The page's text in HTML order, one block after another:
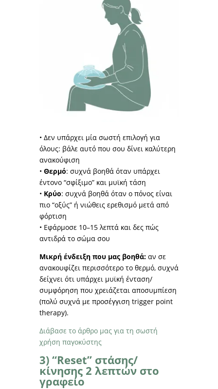
• Δεν υπάρχει μία σωστή επιλογή για
όλους: βάλε αυτό που σου δίνει καλύτερη
ανακούφιση
• Θερμό: συχνά βοηθά όταν υπάρχει
έντονο “σφίξιμο” και μυϊκή τάση
• Κρύο: συχνά βοηθά όταν ο πόνος είναι
πιο “οξύς” ή νιώθεις ερεθισμό μετά από
φόρτιση
• Εφάρμοσε 10–15 λεπτά και δες πώς
αντιδρά το σώμα σου
Μικρή ένδειξη που μας βοηθά:αν σε
ανακουφίζει περισσότερο το θερμό, συχνά
δείχνει ότι υπάρχει μυϊκή ένταση/
συμφόρηση που χρειάζεται αποσυμπίεση
(πολύ συχνά με προσέγγιση trigger point
therapy).
Διάβασε το άρθρο μας για τη σωστή
χρήση παγοκύστης
3) “Reset” στάσης/
κίνησης 2 λεπτών στο
γραφείο